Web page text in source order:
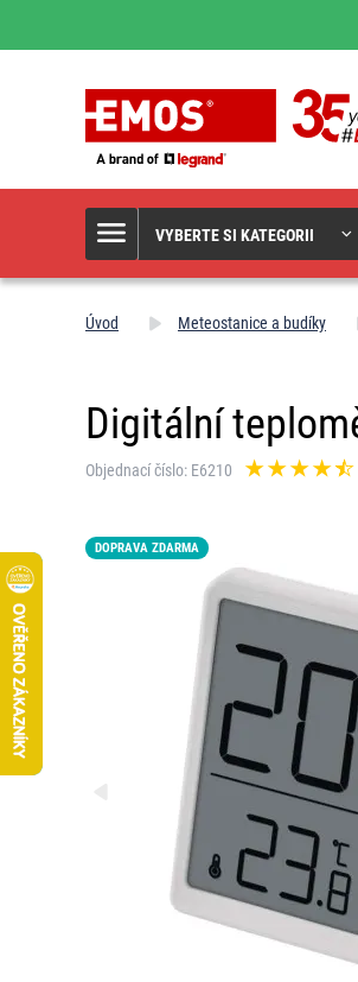
VYBERTE SI KATEGORII
Úvod Meteostanice a budíky
Digitální
Objednací číslo: E6210
DOPRAVA ZDARMA